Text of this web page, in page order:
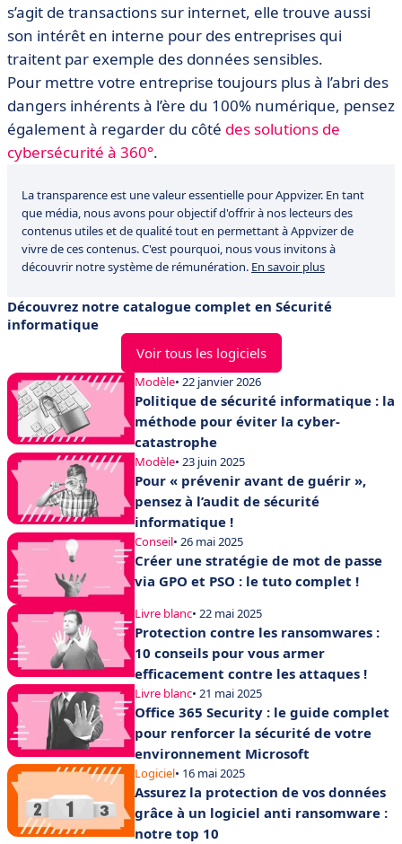
s’agit de transactions sur internet, elle trouve aussi
son intérêt en interne pour des entreprises qui
traitent par exemple des données sensibles.
Pour mettre votre entreprise toujours plus à l’abri des
dangers inhérents à l’ère du 100% numérique, pensez
également à regarder du côté des solutions de
cybersécurité à 360°.
La transparence est une valeur essentielle pour Appvizer. En tant
que média, nous avons pour objectif d'offrir à nos lecteurs des
contenus utiles et de qualité tout en permettant à Appvizer de
vivre de ces contenus. C'est pourquoi, nous vous invitons à
découvrir notre système de rémunération. En savoir plus
Découvrez notre catalogue complet en Sécurité
informatique
Voir tous les logiciels
Modèle• 22 janvier 2026
Politique de sécurité informatique : la
méthode pour éviter la cyber-
catastrophe
Modèle• 23 juin 2025
Pour « prévenir avant de guérir »,
pensez à l’audit de sécurité
informatique !
Conseil• 26 mai 2025
Créer une stratégie de mot de passe
via GPO et PSO : le tuto complet !
Livre blanc• 22 mai 2025
Protection contre les ransomwares :
10 conseils pour vous armer
efficacement contre les attaques !
Livre blanc• 21 mai 2025
Office 365 Security : le guide complet
pour renforcer la sécurité de votre
environnement Microsoft
Logiciel• 16 mai 2025
Assurez la protection de vos données
grâce à un logiciel anti ransomware :
notre top 10